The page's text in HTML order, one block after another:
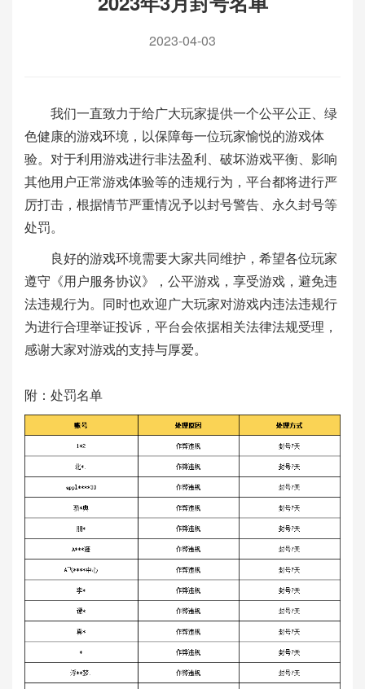
2023-04-03
我们一直致力于给广大玩家提供一个公平公正、绿
色健康的游戏环境，以保障每一位玩家愉悦的游戏体
验。对于利用游戏进行非法盈利、破坏游戏平衡、影响
其他用户正常游戏体验等的违规行为，平台都将进行严
厉打击，根据情节严重情况予以封号警告、永久封号等
处罚。
良好的游戏环境需要大家共同维护，希望各位玩家
遵守《用户服务协议》，公平游戏，享受游戏，避免违
法违规行为。同时也欢迎广大玩家对游戏内违法违规行
为进行合理举证投诉，平台会依据相关法律法规受理，
感谢大家对游戏的支持与厚爱。
附：处罚名单